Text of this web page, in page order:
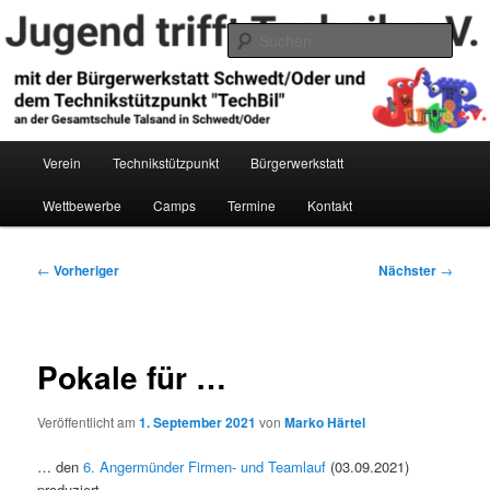
Zum
primären
springenJugend trifft Technik e.V.
Verein Technikstützpunkt Bürgerwerkstatt
Wettbewerbe Camps Termine Kontakt
Beitragsnavigation
← Vorheriger Nächster →
Pokale für …
Veröffentlicht am1. September 2021 vonMarko Härtel
… den6. Angermünder Firmen- und Teamlauf (03.09.2021)